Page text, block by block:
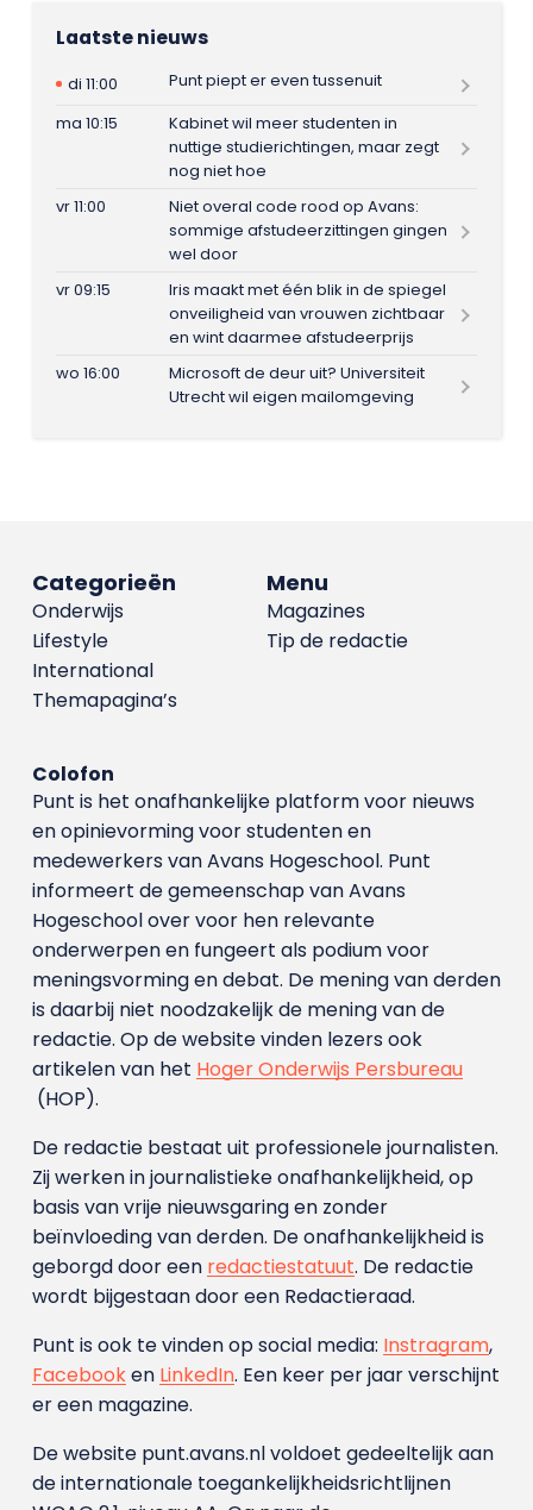
Laatste nieuws
di 11:00
Punt piept er even tussenuit
ma 10:15
Kabinet wil meer studenten in
nuttige studierichtingen, maar zegt
nog niet hoe
vr 11:00
Niet overal code rood op Avans:
sommige afstudeerzittingen gingen
wel door
vr 09:15
Iris maakt met één blik in de spiegel
onveiligheid van vrouwen zichtbaar
en wint daarmee afstudeerprijs
wo 16:00
Microsoft de deur uit? Universiteit
Utrecht wil eigen mailomgeving
Menu
Magazines
Tip de redactie
Categorieën
Onderwijs
Lifestyle
International
Themapagina’s
Colofon
Punt is het onafhankelijke platform voor nieuws
en opinievorming voor studenten en
medewerkers van Avans Hoge­school. Punt
informeert de gemeenschap van Avans
Hogeschool over voor hen relevante
onderwerpen en fungeert als podium voor
meningsvorming en debat. De mening van derden
is daarbij niet noodzakelijk de mening van de
redactie. Op de website vinden lezers ook
artikelen van het Hoger Onderwijs Persbureau
(HOP).
De redactie bestaat uit professionele journalisten.
Zij werken in journalistieke onafhankelijkheid, op
basis van vrije nieuwsgaring en zonder
beïnvloeding van derden. De onafhankelijkheid is
geborgd door een redactiestatuut. De redactie
wordt bijgestaan door een Redactieraad.
Punt is ook te vinden op social media: Instragram,
Facebooken LinkedIn. Een keer per jaar verschijnt
er een magazine.
De website punt.avans.nl voldoet gedeeltelijk aan
de internationale toegankelijkheidsrichtlijnen